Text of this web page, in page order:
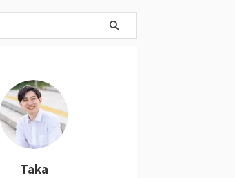
Taka